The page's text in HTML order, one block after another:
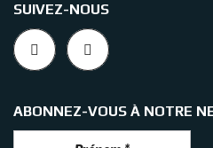
SUIVEZ-NOUS
ABONNEZ-VOUS À NOTRE